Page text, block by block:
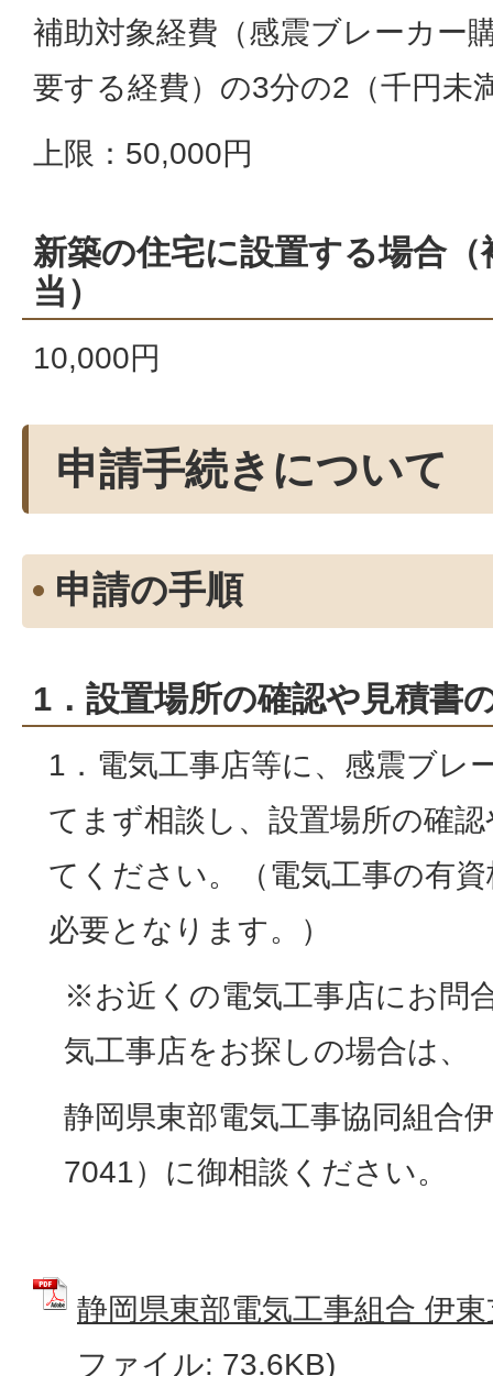
補助対象経費（感震ブレーカー
要する経費）の3分の2（千円未
上限：50,000円
新築の住宅に設置する場合
当）
10,000円
申請手続きについて
申請の手順
1．設置場所の確認や見積書
1．電気工事店等に、感震ブレ
てまず相談し、設置場所の確
てください。（電気工事の有
必要となります。）
※お近くの電気工事店にお問
気工事店をお探しの場合は、
静岡県東部電気工事協同組合
7041）に御相談ください。
静岡県東部電気工事組合 伊
ファイル: 73.6KB)